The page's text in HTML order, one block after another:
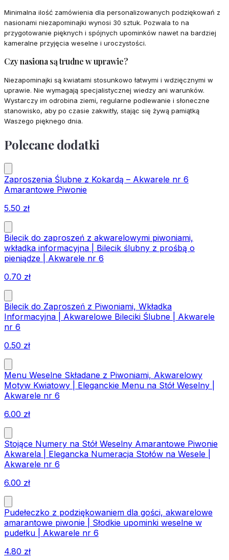
Minimalna ilość zamówienia dla personalizowanych podziękowań z
nasionami niezapominajki wynosi 30 sztuk. Pozwala to na
przygotowanie pięknych i spójnych upominków nawet na bardziej
kameralne przyjęcia weselne i uroczystości.
Czy nasiona są trudne w uprawie?
Niezapominajki są kwiatami stosunkowo łatwymi i wdzięcznymi w
uprawie. Nie wymagają specjalistycznej wiedzy ani warunków.
Wystarczy im odrobina ziemi, regularne podlewanie i słoneczne
stanowisko, aby po czasie zakwitły, stając się żywą pamiątką
Waszego pięknego dnia.
Polecane dodatki
Zaproszenia Ślubne z Kokardą – Akwarele nr 6
Amarantowe Piwonie
5.50 zł
Bilecik do zaproszeń z akwarelowymi piwoniami,
wkładka informacyjna | Bilecik ślubny z prośbą o
pieniądze | Akwarele nr 6
0.70 zł
Bilecik do Zaproszeń z Piwoniami, Wkładka
Informacyjna | Akwarelowe Bileciki Ślubne | Akwarele
nr 6
0.50 zł
Menu Weselne Składane z Piwoniami, Akwarelowy
Motyw Kwiatowy | Eleganckie Menu na Stół Weselny |
Akwarele nr 6
6.00 zł
Stojące Numery na Stół Weselny Amarantowe Piwonie
Akwarela | Elegancka Numeracja Stołów na Wesele |
Akwarele nr 6
6.00 zł
Pudełeczko z podziękowaniem dla gości, akwarelowe
amarantowe piwonie | Słodkie upominki weselne w
pudełku | Akwarele nr 6
4.80 zł